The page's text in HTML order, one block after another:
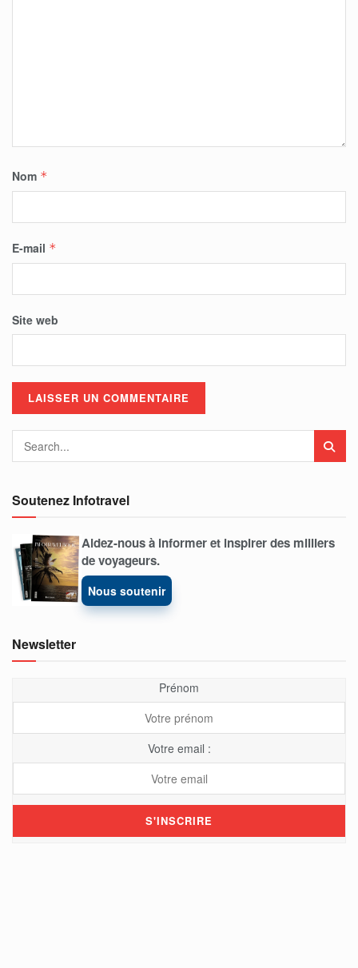
Nom *
E-mail *
Site web
Soutenez Infotravel
Aidez-nous à informer et inspirer des milliers
de voyageurs.
Nous soutenir
Newsletter
Prénom
Votre email :